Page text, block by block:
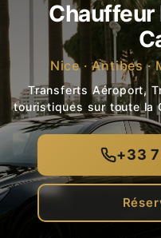
Chauffeur
Nice · Antibes ·
Transferts Aéroport,
touristiques sur toute la
+33